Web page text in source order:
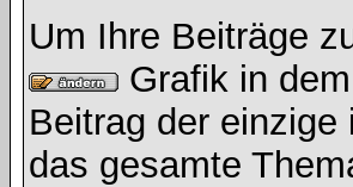
Um Ihre Beiträge
Grafik in
Beitrag der
das gesamte